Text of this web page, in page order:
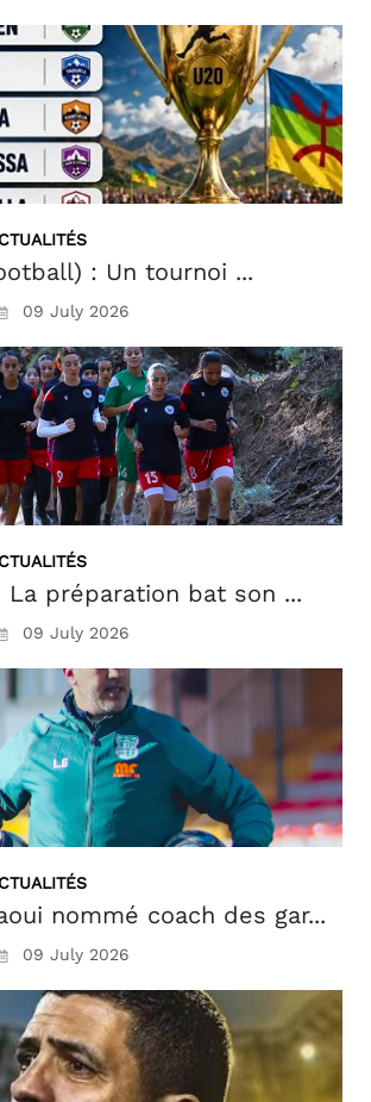
: Un tournoi ...
09 July 2026
La préparation bat son ...
09 July 2026
nommé coach des gar...
09 July 2026